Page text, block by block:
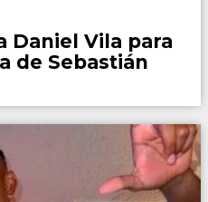
Daniel Vila para
de Sebastián